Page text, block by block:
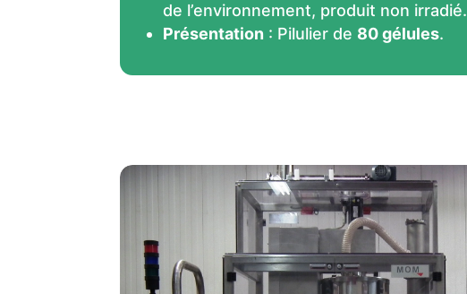
de l’environnement, produit non irradié.
Présentation : Pilulier de 80 gélules.